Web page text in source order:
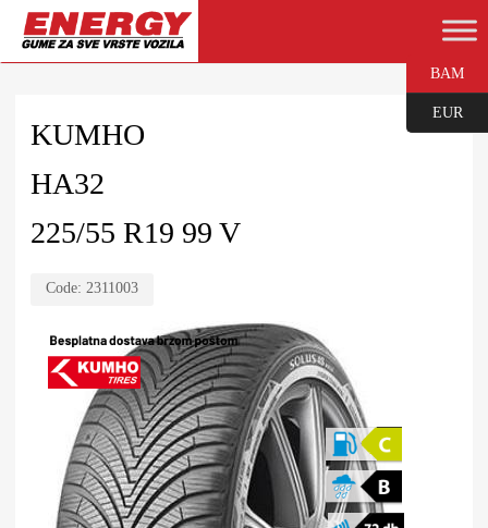
KUMHO
HA32
225/55 R19 99 V
Code: 2311003
BAM
EUR